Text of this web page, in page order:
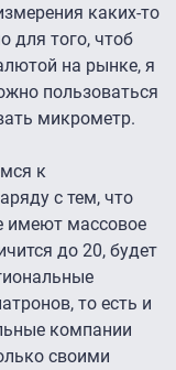
каких-то
для того, чтоб
на рынке, я
пользоваться
микрометр.
к
с тем, что
имеют массовое
до 20, будет
то есть и
компании
своими